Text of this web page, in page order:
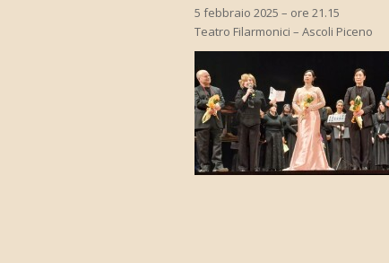
5 febbraio 2025 – ore 21.15
Teatro Filarmonici – Ascoli Piceno